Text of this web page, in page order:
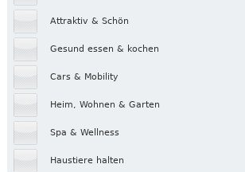
Attraktiv & Schön
Gesund essen & kochen
Cars & Mobility
Heim, Wohnen & Garten
Spa & Wellness
Haustiere halten